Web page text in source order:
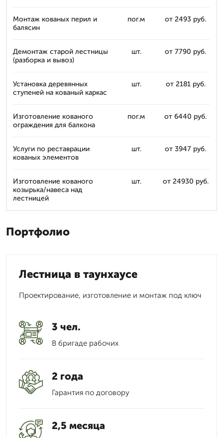
Монтаж кованых перил и
балясин
пог.м от 2493 руб.
Демонтаж старой лестницы
(разборка и вывоз)
шт. от 7790 руб.
Установка деревянных
ступеней на кованый каркас
шт. от 2181 руб.
Изготовление кованого
ограждения для балкона
пог.м от 6440 руб.
Услуги по реставрации
кованых элементов
шт. от 3947 руб.
Изготовление кованого
козырька/навеса над
лестницей
шт. от 24930 руб.
Портфолио
Лестница в таунхаусе
Проектирование, изготовление и монтаж под ключ
3 чел.
В бригаде рабочих
2 года
Гарантия по договору
2,5 месяца